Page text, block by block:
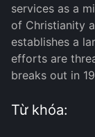
services as a
of Christianity
establishes a
efforts are
breaks out in
Từ khóa: